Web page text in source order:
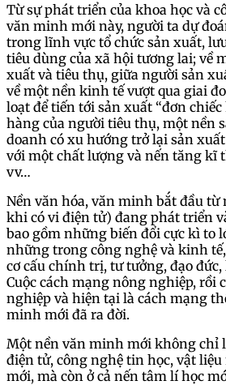
Từ sự phát triển của khoa học và
văn minh mới này, người ta dự
trong lĩnh vực tổ chức sản xuất,
tiêu dùng của xã hội tương lai; về
xuất và tiêu thụ, giữa người sản
về một nền kinh tế vượt qua giai
loạt để tiến tới sản xuất “đơn chiếc
hàng của người tiêu thụ, một nền
doanh có xu hướng trở lại sản
với một chất lượng và nến tăng kĩ
vv…
Nền văn hóa, văn minh bắt đầu
khi có vi điện tử) đang phát triển
bao gồm những biến đổi cực kì to
những trong công nghệ và kinh
cơ cấu chính trị, tư tưởng, đạo
Cuộc cách mạng nông nghiệp, rồi
nghiệp và hiện tại là cách mạng
minh mới đã ra đời.
Một nền văn minh mới không chỉ
điện tử, công nghệ tin học, vật
mới, mà còn ở cả nến tâm lí học